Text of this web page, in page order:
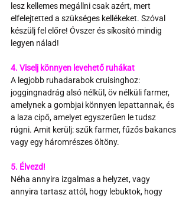
lesz kellemes megállni csak azért, mert
elfelejtetted a szükséges kellékeket. Szóval
készülj fel előre! Óvszer és síkosító mindig
legyen nálad!
4. Viselj könnyen levehető ruhákat
A legjobb ruhadarabok cruisinghoz:
joggingnadrág alsó nélkül, öv nélküli farmer,
amelynek a gombjai könnyen lepattannak, és
a laza cipő, amelyet egyszerűen le tudsz
rúgni. Amit kerülj: szűk farmer, fűzős bakancs
vagy egy háromrészes öltöny.
5. Élvezd!
Néha annyira izgalmas a helyzet, vagy
annyira tartasz attól, hogy lebuktok, hogy